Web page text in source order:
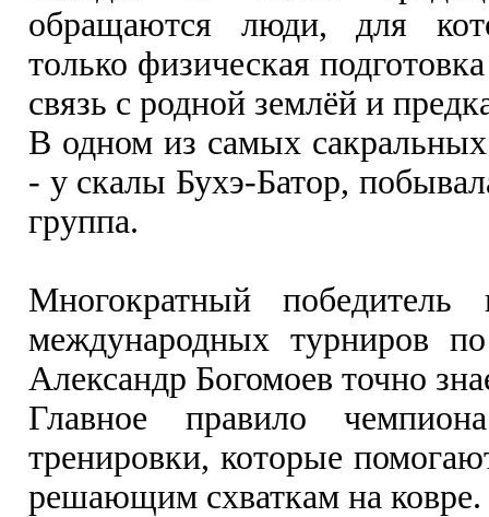
обращаются люди, для
только физическая
связь с родной землёй и
В одном из самых
- у скалы Бухэ-Батор,
группа.
Многократный победитель
международных турниров
Александр Богомоев точно
Главное правило
тренировки, которые
решающим схваткам на ковре.